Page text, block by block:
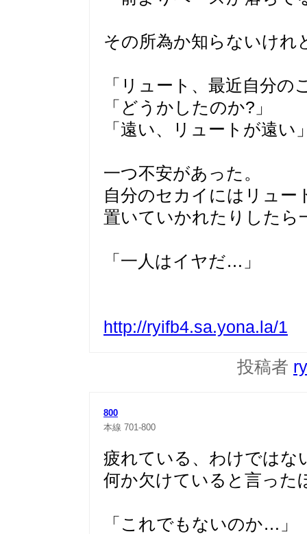
その所為か知らないけれ
「リュート、最近自分
「どうかしたのか?」
「遠い、リュートが遠い
一つ不安があった。
自分のセカイにはリュー
置いていかれたりしたら
「一人はイヤだ…」
http://ryifb4.sa.yona.la/1
投稿者
800
本線 701-800
疲れている、わけではな
何か欠けていると言った
「これでもないのか…」